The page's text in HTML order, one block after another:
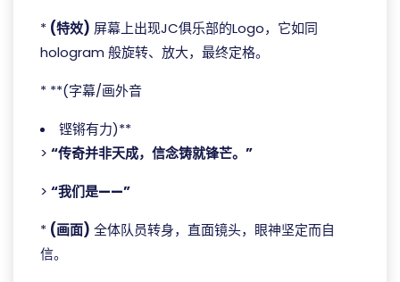
* (特效) 屏幕上出现JC俱乐部的Logo，它如同
hologram 般旋转、放大，最终定格。
* **(字幕/画外音
铿锵有力)**
> “传奇并非天成，信念铸就锋芒。”
> “我们是——”
* (画面) 全体队员转身，直面镜头，眼神坚定而自
信。